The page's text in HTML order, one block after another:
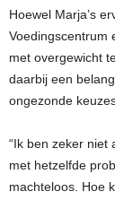
Hoewel Marja’s
Voedingscentrum
met overgewicht
daarbij een
ongezonde
“Ik ben zeker niet
met hetzelfde
machteloos. Hoe